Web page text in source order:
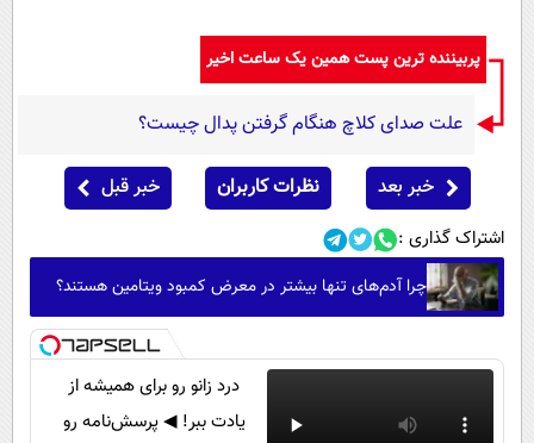
پربیننده ترین پست همین یک ساعت اخیر
علت صدای کلاچ هنگام گرفتن پدال چیست؟
خبر بعد نظرات کاربران خبر قبل
اشتراک گذاری :
چرا آدم‌های تنها بیشتر در معرض کمبود ویتامین هستند؟
درد زانو رو برای همیشه از
یادت ببر! ◀ پرسش‌نامه رو